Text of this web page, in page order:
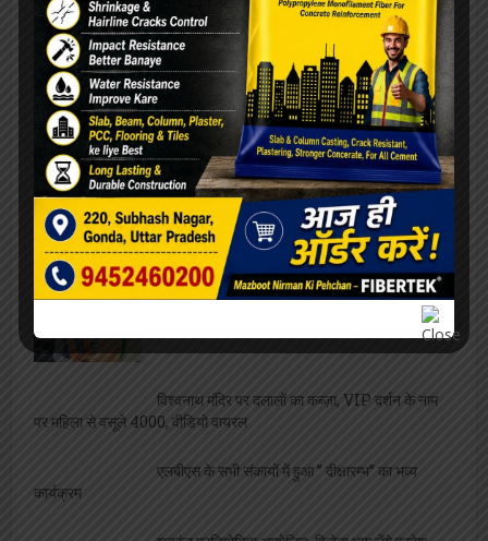
[covid-data]
खेल
मंडल के 52 लाख बच्चों को मिलेगी सेहत की सौगात, कृमि
मुक्ति अभियान 10 से
बीमारी भी नहीं रोक सकी ममता की धारा, जारी रहा
स्तनपान